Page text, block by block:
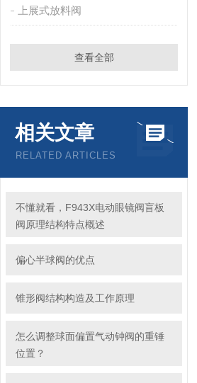
上展式放料阀
查看全部
相关文章
RELATED ARTICLES
不懂就看，F943X电动眼镜阀盲板
阀原理结构特点概述
偏心半球阀的优点
锥形阀结构构造及工作原理
怎么调整球面偏置气动钟阀的重锤
位置？